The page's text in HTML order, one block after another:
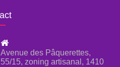
Avenue des Pâquerettes,
55/15, zoning artisanal, 1410